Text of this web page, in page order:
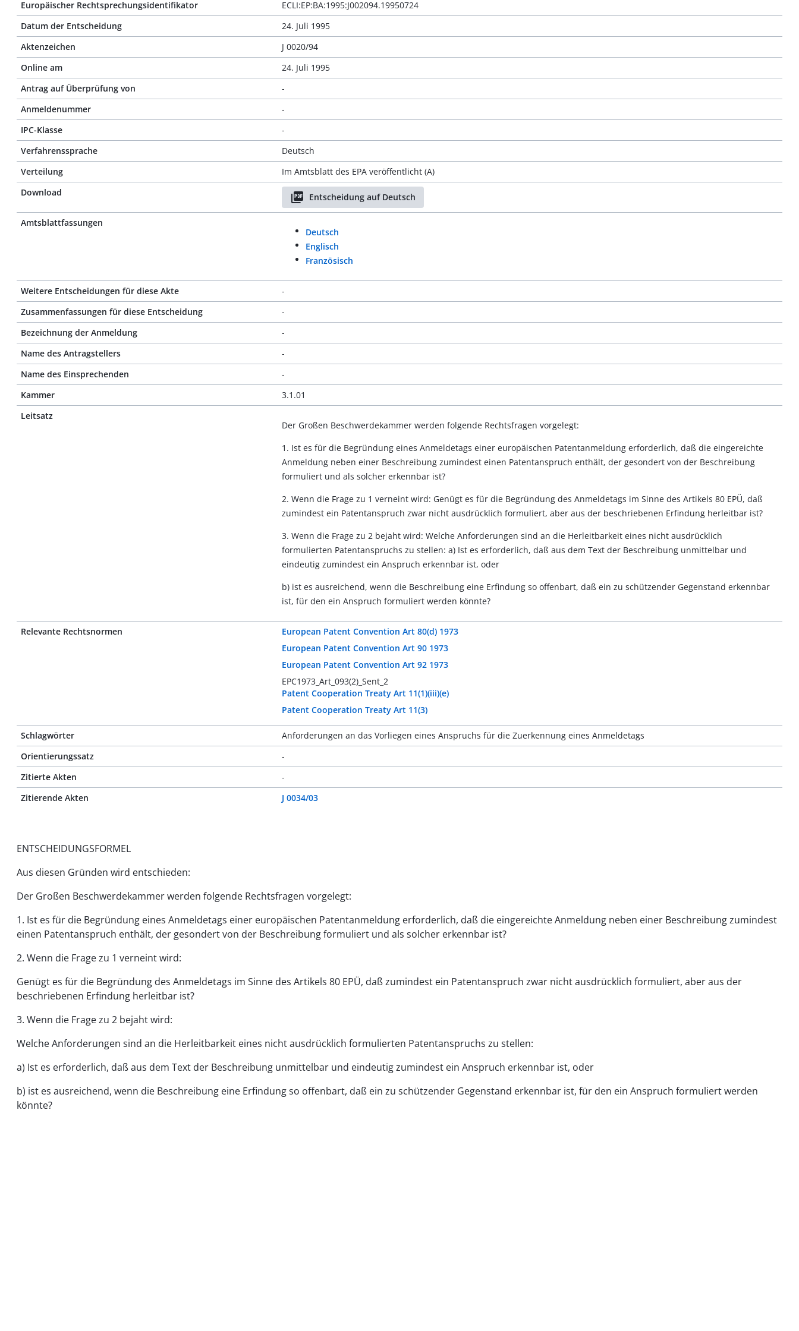
Europäischer Rechtsprechungsidentifikator
ECLI:EP:BA:1995:J002094.19950724
Datum der Entscheidung
24. Juli 1995
Aktenzeichen
J 0020/94
Online am
24. Juli 1995
Antrag auf Überprüfung von
-
Anmeldenummer
-
IPC-Klasse
-
Verfahrenssprache
Deutsch
Verteilung
Im Amtsblatt des EPA veröffentlicht (A)
Download
Entscheidung auf Deutsch
Amtsblattfassungen
Deutsch
Englisch
Französisch
Weitere Entscheidungen für diese Akte
-
Zusammenfassungen für diese Entscheidung
-
Bezeichnung der Anmeldung
-
Name des Antragstellers
-
Name des Einsprechenden
-
Kammer
3.1.01
Leitsatz
Der Großen Beschwerdekammer werden folgende Rechtsfragen vorgelegt:
1. Ist es für die Begründung eines Anmeldetags einer europäischen Patentanmeldung erforderlich, daß die eingereichte
Anmeldung neben einer Beschreibung zumindest einen Patentanspruch enthält, der gesondert von der Beschreibung
formuliert und als solcher erkennbar ist?
2. Wenn die Frage zu 1 verneint wird: Genügt es für die Begründung des Anmeldetags im Sinne des Artikels 80 EPÜ, daß
zumindest ein Patentanspruch zwar nicht ausdrücklich formuliert, aber aus der beschriebenen Erfindung herleitbar ist?
3. Wenn die Frage zu 2 bejaht wird: Welche Anforderungen sind an die Herleitbarkeit eines nicht ausdrücklich
formulierten Patentanspruchs zu stellen: a) Ist es erforderlich, daß aus dem Text der Beschreibung unmittelbar und
eindeutig zumindest ein Anspruch erkennbar ist, oder
b) ist es ausreichend, wenn die Beschreibung eine Erfindung so offenbart, daß ein zu schützender Gegenstand erkennbar
ist, für den ein Anspruch formuliert werden könnte?
Relevante Rechtsnormen
European Patent Convention Art 80(d) 1973
European Patent Convention Art 90 1973
European Patent Convention Art 92 1973
EPC1973_Art_093(2)_Sent_2
Patent Cooperation Treaty Art 11(1)(iii)(e)
Patent Cooperation Treaty Art 11(3)
Schlagwörter
Anforderungen an das Vorliegen eines Anspruchs für die Zuerkennung eines Anmeldetags
Orientierungssatz
-
Zitierte Akten
-
Zitierende Akten
J 0034/03
ENTSCHEIDUNGSFORMEL
Aus diesen Gründen wird entschieden:
Der Großen Beschwerdekammer werden folgende Rechtsfragen vorgelegt:
1. Ist es für die Begründung eines Anmeldetags einer europäischen Patentanmeldung erforderlich, daß die eingereichte Anmeldung neben einer Beschreibung zumindest
einen Patentanspruch enthält, der gesondert von der Beschreibung formuliert und als solcher erkennbar ist?
2. Wenn die Frage zu 1 verneint wird:
Genügt es für die Begründung des Anmeldetags im Sinne des Artikels 80 EPÜ, daß zumindest ein Patentanspruch zwar nicht ausdrücklich formuliert, aber aus der
beschriebenen Erfindung herleitbar ist?
3. Wenn die Frage zu 2 bejaht wird:
Welche Anforderungen sind an die Herleitbarkeit eines nicht ausdrücklich formulierten Patentanspruchs zu stellen:
a) Ist es erforderlich, daß aus dem Text der Beschreibung unmittelbar und eindeutig zumindest ein Anspruch erkennbar ist, oder
b) ist es ausreichend, wenn die Beschreibung eine Erfindung so offenbart, daß ein zu schützender Gegenstand erkennbar ist, für den ein Anspruch formuliert werden
könnte?